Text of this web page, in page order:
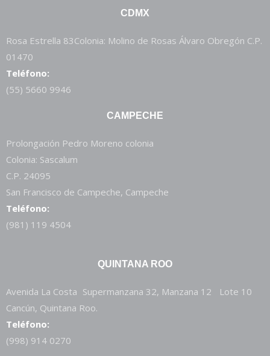
CDMX
Rosa Estrella 83Colonia: Molino de Rosas Álvaro Obregón C.P.
01470
Teléfono:
(55) 5660 9946
CAMPECHE
Prolongación Pedro Moreno colonia
Colonia: Sascalum
C.P. 24095
San Francisco de Campeche, Campeche
Teléfono:
(981) 119 4504
QUINTANA ROO
Avenida La Costa Supermanzana 32, Manzana 12 Lote 10
Cancún, Quintana Roo.
Teléfono:
(998) 914 0270